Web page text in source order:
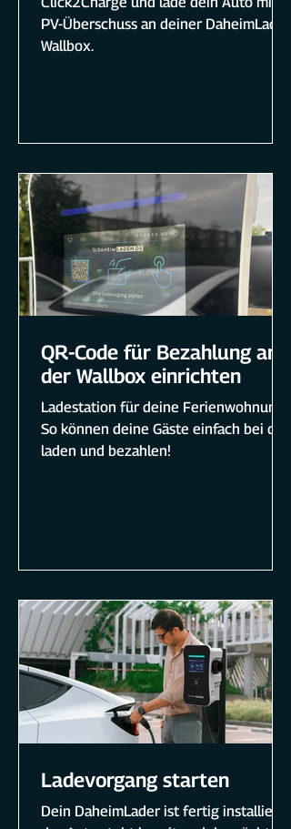
PV-Überschuss an deiner DaheimLader
Wallbox.
QR-Code für Bezahlung an
der Wallbox einrichten
Ladestation für deine Ferienwohnung?
So können deine Gäste einfach bei dir
laden und bezahlen!
Ladevorgang starten
Dein DaheimLader ist fertig installiert,